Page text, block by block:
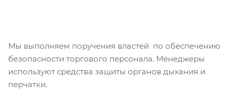
Мы выполняем поручения властей по обеспечению
безопасности торгового персонала. Менеджеры
используют средства защиты органов дыхания и
перчатки.